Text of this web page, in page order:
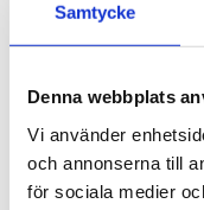
Samtycke
Denna webbplats
Vi använder
och annonserna till
för sociala medier
Bli den första att